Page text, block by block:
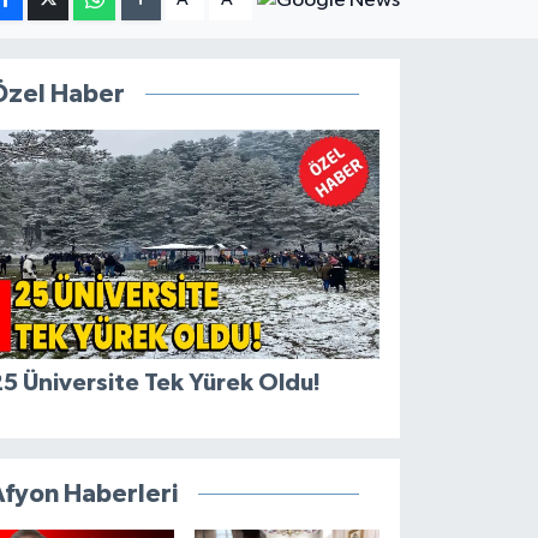
Haber
Üniversite Tek Yürek Oldu!
Haberleri